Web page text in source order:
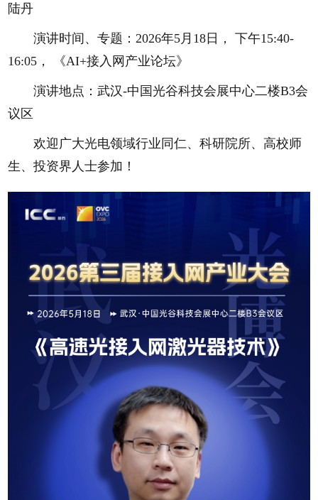
陆丹
演讲时间、专题：2026年5月18日， 下午15:40-
16:05， 《AI+接入网产业论坛》
演讲地点：武汉-中国光谷科技会展中心二楼B3会
议区
欢迎广大光电领域行业同仁、科研院所、高校师
生、投资界人士参加！